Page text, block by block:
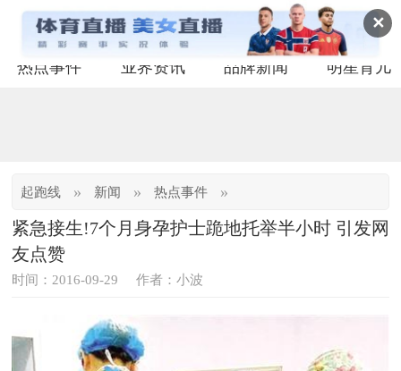
✕
热点事件 业界资讯 品牌新闻 明星育儿
起跑线 » 新闻 » 热点事件 »
紧急接生!7个月身孕护士跪地托举半小时 引发网
友点赞
时间：2016-09-29 作者：小波